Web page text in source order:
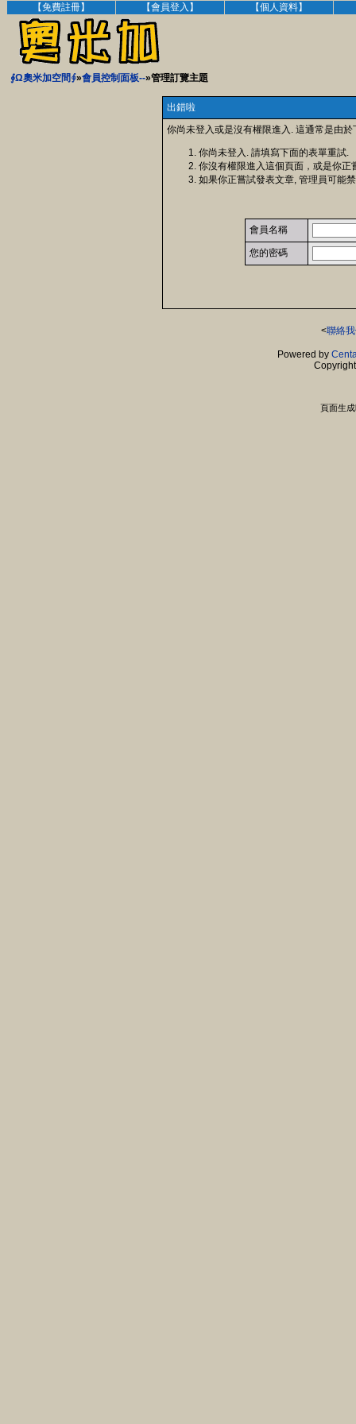
【免費註冊】 【會員登入】 【個人資料】
∮Ω奧米加空間∮»會員控制面板--»管理訂覽主題
出錯啦
你尚未登入或是沒有權限進入. 這通常是由於
你尚未登入. 請填寫下面的表單重試.
你沒有權限進入這個頁面，或是你
如果你正嘗試發表文章, 管理員可能
會員名稱
您的密碼
<聯絡
Powered by
頁面生